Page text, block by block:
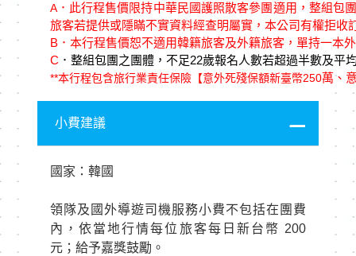
A．此行程售價限持中華民國護照散客參團適用，整組包
旅客若提供或隱瞞不實資料經查明屬實，本公司有權拒
B．本行程售價恕不適用韓籍旅客及外籍旅客，單持一本
C ．整組包團之團體，不足22歲報名人數若超過半數及平
**本行程包含旅行業責任保險【意外死殘保額新臺幣250萬、
小費建議
國家：韓國
領隊及國外導遊司機服務小費不包括在團費
內，依當地行情每位旅客每日新台幣 200
元；給予嘉獎鼓勵。